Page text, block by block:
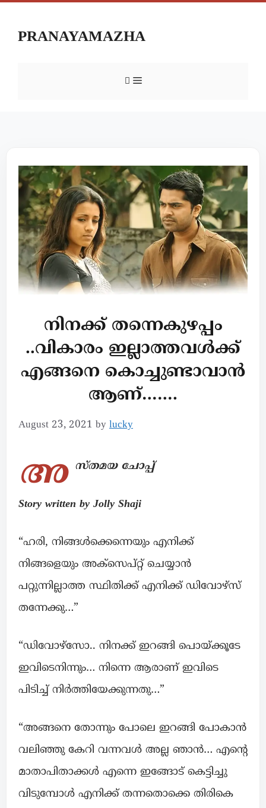
PRANAYAMAZHA
നിനക്ക് തന്നെകുഴപ്പം
..വികാരം ഇല്ലാത്തവൾക്ക്
എങ്ങനെ കൊച്ചുണ്ടാവാൻ
ആണ്…….
August 23, 2021 by lucky
അ സ്തമയ ചോപ്പ്
Story written by Jolly Shaji
“ഹരി, നിങ്ങൾക്കെന്നെയും എനിക്ക്
നിങ്ങളെയും അക്‌സെപ്റ്റ് ചെയ്യാൻ
പറ്റുന്നില്ലാത്ത സ്ഥിതിക്ക് എനിക്ക് ഡിവോഴ്സ്
തന്നേക്കു…”
“ഡിവോഴ്സോ.. നിനക്ക് ഇറങ്ങി പൊയ്ക്കൂടേ
ഇവിടെനിന്നും… നിന്നെ ആരാണ് ഇവിടെ
പിടിച്ച് നിർത്തിയേക്കുന്നതു…”
“അങ്ങനെ തോന്നും പോലെ ഇറങ്ങി പോകാൻ
വലിഞ്ഞു കേറി വന്നവൾ അല്ല ഞാൻ… എന്റെ
മാതാപിതാക്കൾ എന്നെ ഇങ്ങോട് കെട്ടിച്ചു
വിടുമ്പോൾ എനിക്ക് തന്നതൊക്കെ തിരികെ